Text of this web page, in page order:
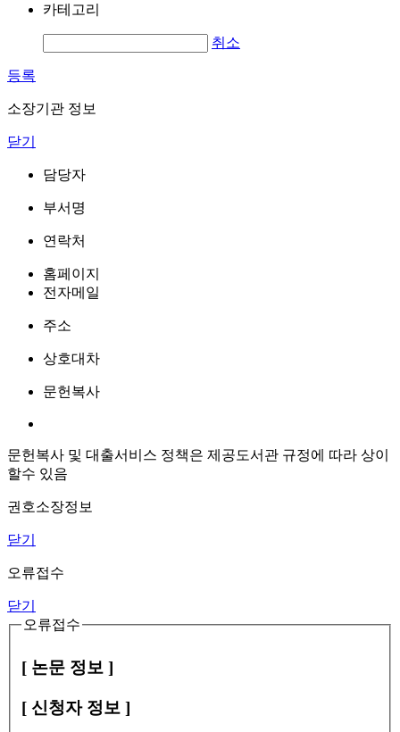
카테고리
취소
등록
소장기관 정보
닫기
담당자
부서명
연락처
홈페이지
전자메일
주소
상호대차
문헌복사
문헌복사 및 대출서비스 정책은 제공도서관 규정에 따라 상이
할수 있음
권호소장정보
닫기
오류접수
닫기
오류접수
[ 논문 정보 ]
[ 신청자 정보 ]